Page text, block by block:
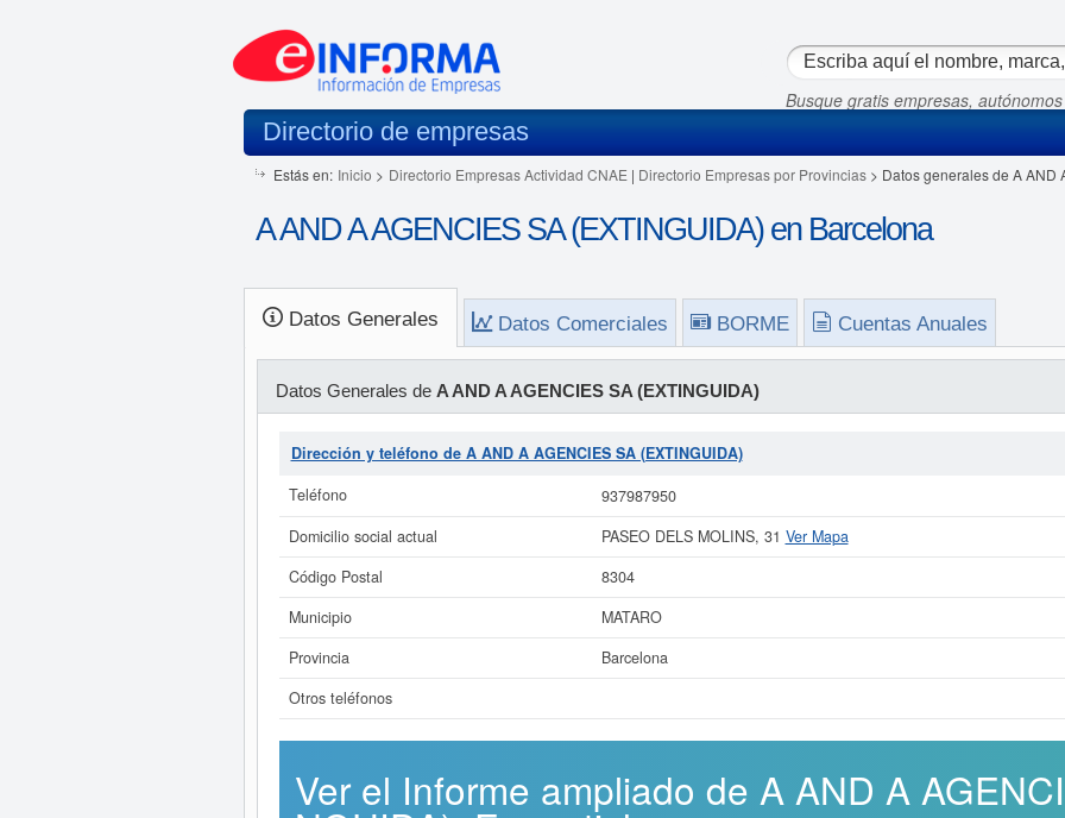
Busque gratis empresas,
Directorio de empresas
Estás en: Inicio > Directorio Empresas Actividad CNAE | Directorio Empresas por Provincias> Datos generales de A AND
A AND A AGENCIES SA (EXTINGUIDA) en Barcelona
Datos Generales Datos Comerciales BORME Cuentas Anuales
Datos Generales de A AND A AGENCIES SA (EXTINGUIDA)
Dirección y teléfono de A AND A AGENCIES SA (EXTINGUIDA)
Teléfono
937987950
Domicilio social actual
PASEO DELS MOLINS, 31 Ver Mapa
Código Postal
8304
Municipio
MATARO
Provincia
Barcelona
Otros teléfonos
Ver el Informe ampliado de A AND A